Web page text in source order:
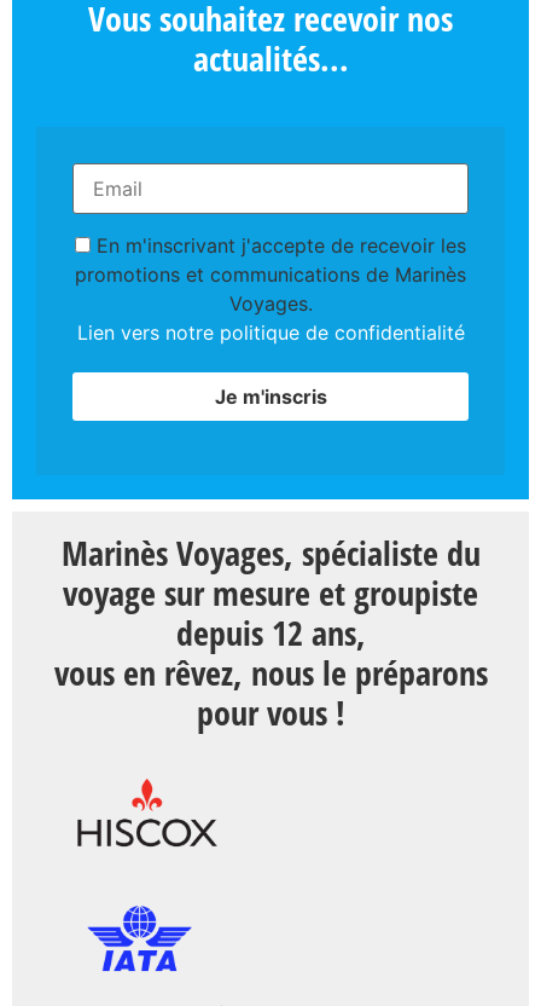
Vous souhaitez recevoir nos
actualités...
En m'inscrivant j'accepte de recevoir les
promotions et communications de Marinès
Voyages.
Lien vers notre politique de confidentialité
Marinès Voyages, spécialiste du
voyage sur mesure et groupiste
depuis 12 ans,
vous en rêvez, nous le préparons
pour vous !